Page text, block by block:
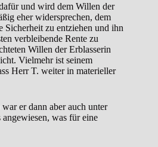
und wird dem Willen der
eher widersprechen, dem
Sicherheit zu entziehen und ihn
verbleibende Rente zu
Willen der Erblasserin
Vielmehr ist seinem
Herr T. weiter in materieller
er dann aber auch unter
was für eine